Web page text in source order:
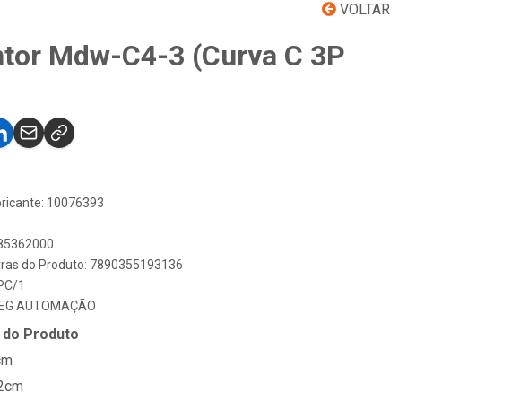
VOLTAR
Mdw-C4-3 (Curva C 3P
10076393
do Produto: 7890355193136
1
AUTOMAÇÃO
Produto